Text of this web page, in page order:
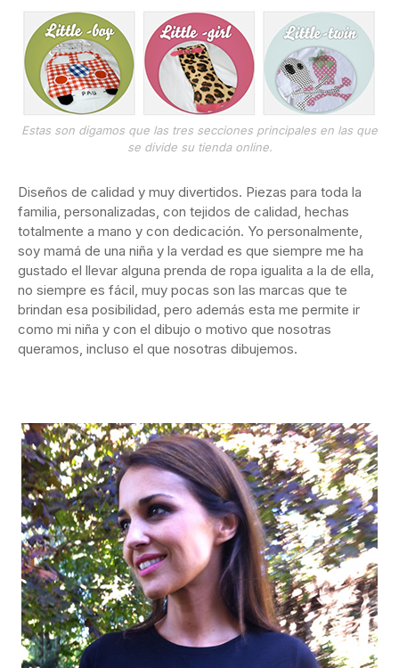
Estas son digamos que las tres secciones principales en las que
se divide su tienda online.
Diseños de calidad y muy divertidos. Piezas para toda la
familia, personalizadas, con tejidos de calidad, hechas
totalmente a mano y con dedicación. Yo personalmente,
soy mamá de una niña y la verdad es que siempre me ha
gustado el llevar alguna prenda de ropa igualita a la de ella,
no siempre es fácil, muy pocas son las marcas que te
brindan esa posibilidad, pero además esta me permite ir
como mi niña y con el dibujo o motivo que nosotras
queramos, incluso el que nosotras dibujemos.